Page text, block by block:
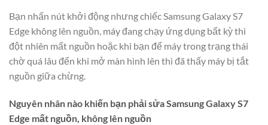
Bạn nhấn nút khởi động nhưng chiếc Samsung Galaxy S7
Edge không lên nguồn, máy đang chạy ứng dụng bất kỳ thì
đột nhiên mất nguồn hoặc khi bạn để máy trong trạng thái
chờ quá lâu đến khi mở màn hình lên thì đã thấy máy bị tắt
nguồn giữa chừng.
Nguyên nhân nào khiến bạn phải sửa Samsung Galaxy S7
Edge mất nguồn, không lên nguồn